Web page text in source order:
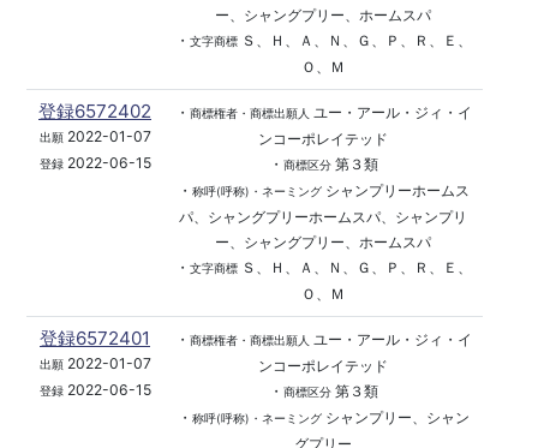
ー、シャングプリー、ホームスパ
・ 文字商標Ｓ、Ｈ、Ａ、Ｎ、Ｇ、Ｐ、Ｒ、Ｅ、
Ｏ、Ｍ
登録6572402
出願2022-01-07
登録2022-06-15
・ 商標権者・商標出願人 ユー・アール・ジィ・イ
ンコーポレイテッド
・ 商標区分第３類
・ 称呼(呼称)・ネーミングシャンプリーホームス
パ、シャングプリーホームスパ、シャンプリ
ー、シャングプリー、ホームスパ
・ 文字商標Ｓ、Ｈ、Ａ、Ｎ、Ｇ、Ｐ、Ｒ、Ｅ、
Ｏ、Ｍ
登録6572401
出願2022-01-07
登録2022-06-15
・ 商標権者・商標出願人 ユー・アール・ジィ・イ
ンコーポレイテッド
・ 商標区分第３類
・ 称呼(呼称)・ネーミングシャンプリー、シャン
グプリー